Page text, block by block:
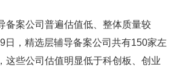
备案公司普遍估值低、整体质量较
日，精选层辅导备案公司共有150家左
这些公司估值明显低于科创板、创业